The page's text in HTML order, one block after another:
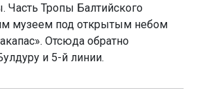
Часть Тропы Балтийского
музеем под открытым небом
Отсюда обратно
и 5-й линии.